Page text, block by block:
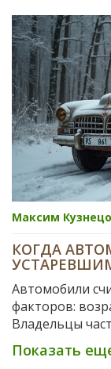
время не
идеальном
сохранить ваш
Рассмотрим
за машиной в
Максим
КОГДА
КУЗОВ
Автомобили
факторов:
Владельцы
своих
российского
Показать